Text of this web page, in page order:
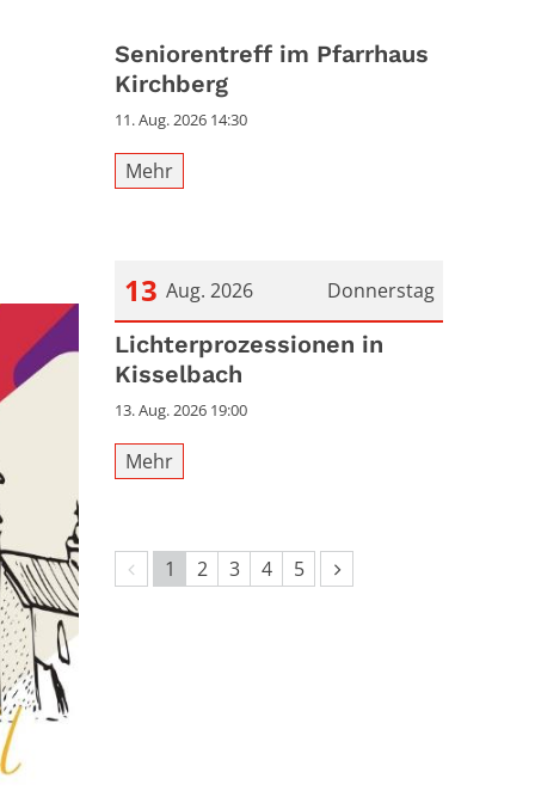
Seniorentreff im Pfarrhaus
Kirchberg
11. Aug. 2026 14:30
Mehr
Donnerstag
13 Aug. 2026
Datum: 13. August 2026
Lichterprozessionen in
Kisselbach
13. Aug. 2026 19:00
Mehr
Vorherige Seite
1 2 3 4 5 Nächste Seite